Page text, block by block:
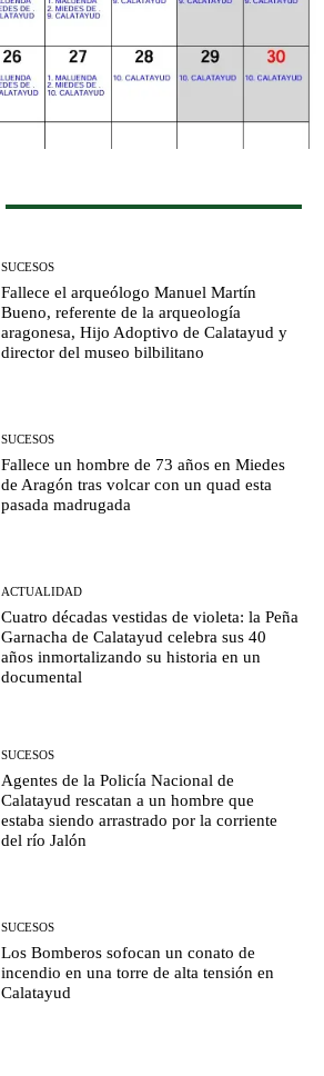
SUCESOS
Fallece el arqueólogo Manuel Martín
Bueno, referente de la arqueología
aragonesa, Hijo Adoptivo de Calatayud y
director del museo bilbilitano
SUCESOS
Fallece un hombre de 73 años en Miedes
de Aragón tras volcar con un quad esta
pasada madrugada
ACTUALIDAD
Cuatro décadas vestidas de violeta: la Peña
Garnacha de Calatayud celebra sus 40
años inmortalizando su historia en un
documental
SUCESOS
Agentes de la Policía Nacional de
Calatayud rescatan a un hombre que
estaba siendo arrastrado por la corriente
del río Jalón
SUCESOS
Los Bomberos sofocan un conato de
incendio en una torre de alta tensión en
Calatayud